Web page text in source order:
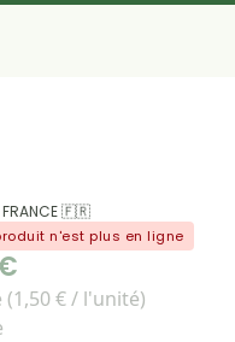
🇫🇷
n'est plus en ligne
(1,50 € / l'unité)